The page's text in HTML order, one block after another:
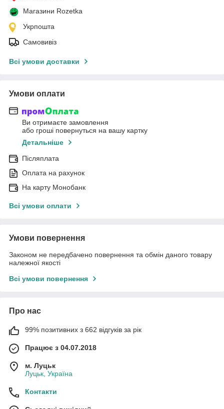
Магазини Rozetka
Укрпошта
Самовивіз
Всі умови доставки
Умови оплати
Ви отримаєте замовлення
або гроші повернуться на вашу картку
Детальніше
Післяплата
Оплата на рахунок
На карту Монобанк
Всі умови оплати
Умови повернення
Законом не передбачено повернення та обмін даного товару
належної якості
Всі умови повернення
Про нас
99% позитивних з 662 відгуків за рік
Працює з 04.07.2018
м. Луцьк
Луцьк, Україна
Контакти